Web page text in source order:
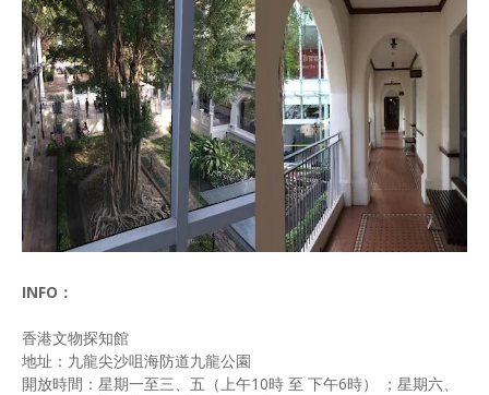
INFO：
香港文物探知館
地址：九龍尖沙咀海防道九龍公園
開放時間：星期一至三、五（上午10時 至 下午6時） ；星期六、